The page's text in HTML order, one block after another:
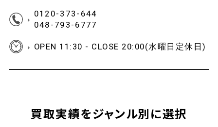
0120-373-644
048-793-6777
OPEN 11:30 - CLOSE 20:00(水曜日定休日)
買取実績をジャンル別に選択